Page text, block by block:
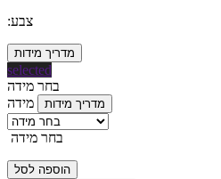
:צבע
מדריך מידות
selected
בחר מידה
מידה
מדריך מידות
בחר מידה
הוספה לסל